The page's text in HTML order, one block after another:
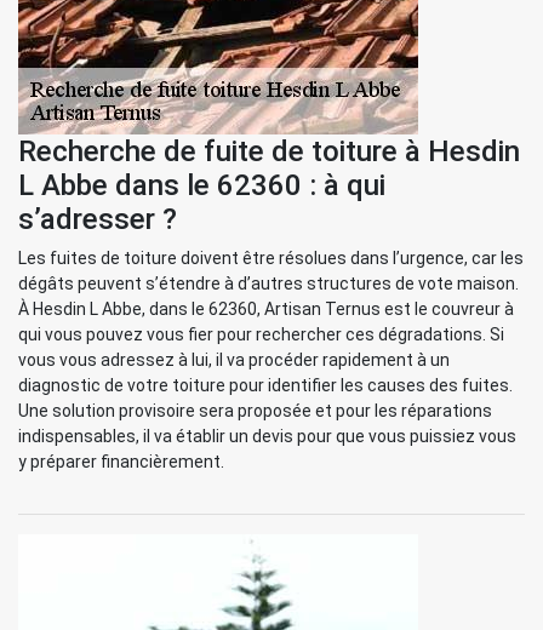
Recherche de fuite de toiture à Hesdin
L Abbe dans le 62360 : à qui
s’adresser ?
Les fuites de toiture doivent être résolues dans l’urgence, car les
dégâts peuvent s’étendre à d’autres structures de vote maison.
À Hesdin L Abbe, dans le 62360, Artisan Ternus est le couvreur à
qui vous pouvez vous fier pour rechercher ces dégradations. Si
vous vous adressez à lui, il va procéder rapidement à un
diagnostic de votre toiture pour identifier les causes des fuites.
Une solution provisoire sera proposée et pour les réparations
indispensables, il va établir un devis pour que vous puissiez vous
y préparer financièrement.